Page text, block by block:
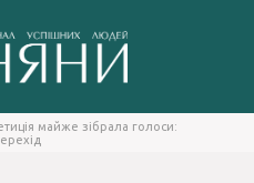
майже зібрала голоси: